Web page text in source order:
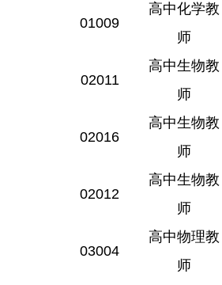
01009
高中化学教
师
02011
高中生物教
师
02016
高中生物教
师
02012
高中生物教
师
03004
高中物理教
师